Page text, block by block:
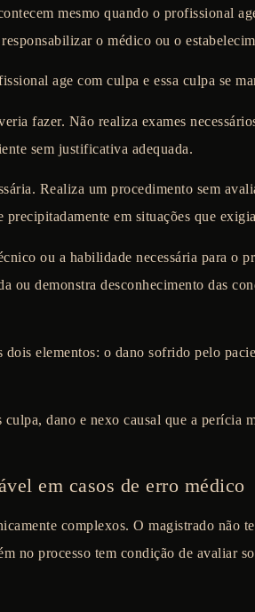
mesmo quando o profissional
o médico ou o
age com culpa e essa culpa se
fazer. Não realiza exames
sem justificativa adequada.
Realiza um procedimento sem
em situações que
ou a habilidade necessária para o
ou demonstra desconhecimento das
dois elementos: o dano sofrido pelo
culpa, dano e nexo causal que a perícia
em casos de erro médico
complexos. O magistrado não
no processo tem condição de avaliar